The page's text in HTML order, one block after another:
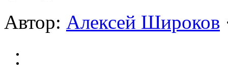
Автор: Алексей Широков